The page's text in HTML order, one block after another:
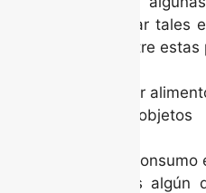
realizar para evitar tales
que se pueda. Entre estas
Evitar comer
No abrir
Ojo con el
Si prácticas